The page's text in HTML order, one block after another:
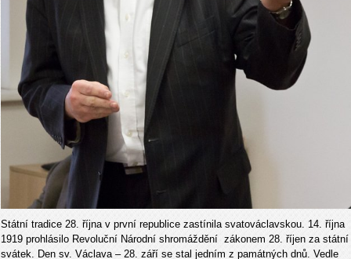
Státní tradice 28. října v první republice zastínila svatováclavskou. 14. října
1919 prohlásilo Revoluční Národní shromáždění zákonem 28. říjen za státní
svátek. Den sv. Václava – 28. září se stal jedním z památných dnů. Vedle